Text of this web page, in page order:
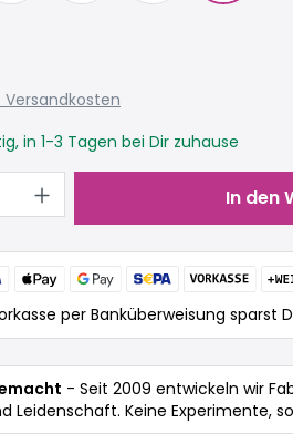
Versandkosten
in 1-3 Tagen bei Dir zuhause
Gib den In den
per Banküberweisung sparst
- Seit 2009 entwickeln wir
Leidenschaft. Keine Experimente,